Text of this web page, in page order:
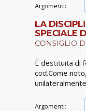
Argomenti:
LA
SPECIALE
CONSIGLIO
È destituita di
cod.Come
Argomenti: